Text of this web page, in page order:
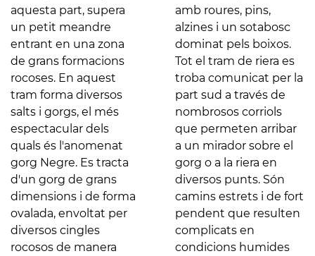
aquesta part, supera
un petit meandre
entrant en una zona
de grans formacions
rocoses. En aquest
tram forma diversos
salts i gorgs, el més
espectacular dels
quals és l'anomenat
gorg Negre. Es tracta
d'un gorg de grans
dimensions i de forma
ovalada, envoltat per
diversos cingles
rocosos de manera
amb roures, pins,
alzines i un sotabosc
dominat pels boixos.
Tot el tram de riera es
troba comunicat per la
part sud a través de
nombrosos corriols
que permeten arribar
a un mirador sobre el
gorg o a la riera en
diversos punts. Són
camins estrets i de fort
pendent que resulten
complicats en
condicions humides